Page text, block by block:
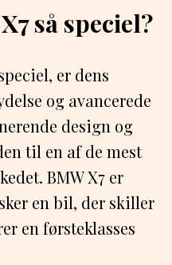
så speciel?
er dens
og avancerede
design og
til en af de mest
BMW X7 er
en bil, der skiller
en førsteklasses